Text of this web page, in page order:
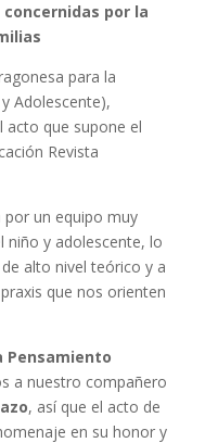
por la
para la
Adolescente),
acto que supone el
Revista
por un equipo muy
niño y adolescente, lo
alto nivel teórico y a
que nos orienten
Pensamiento
a nuestro compañero
, así que el acto de
en su honor y